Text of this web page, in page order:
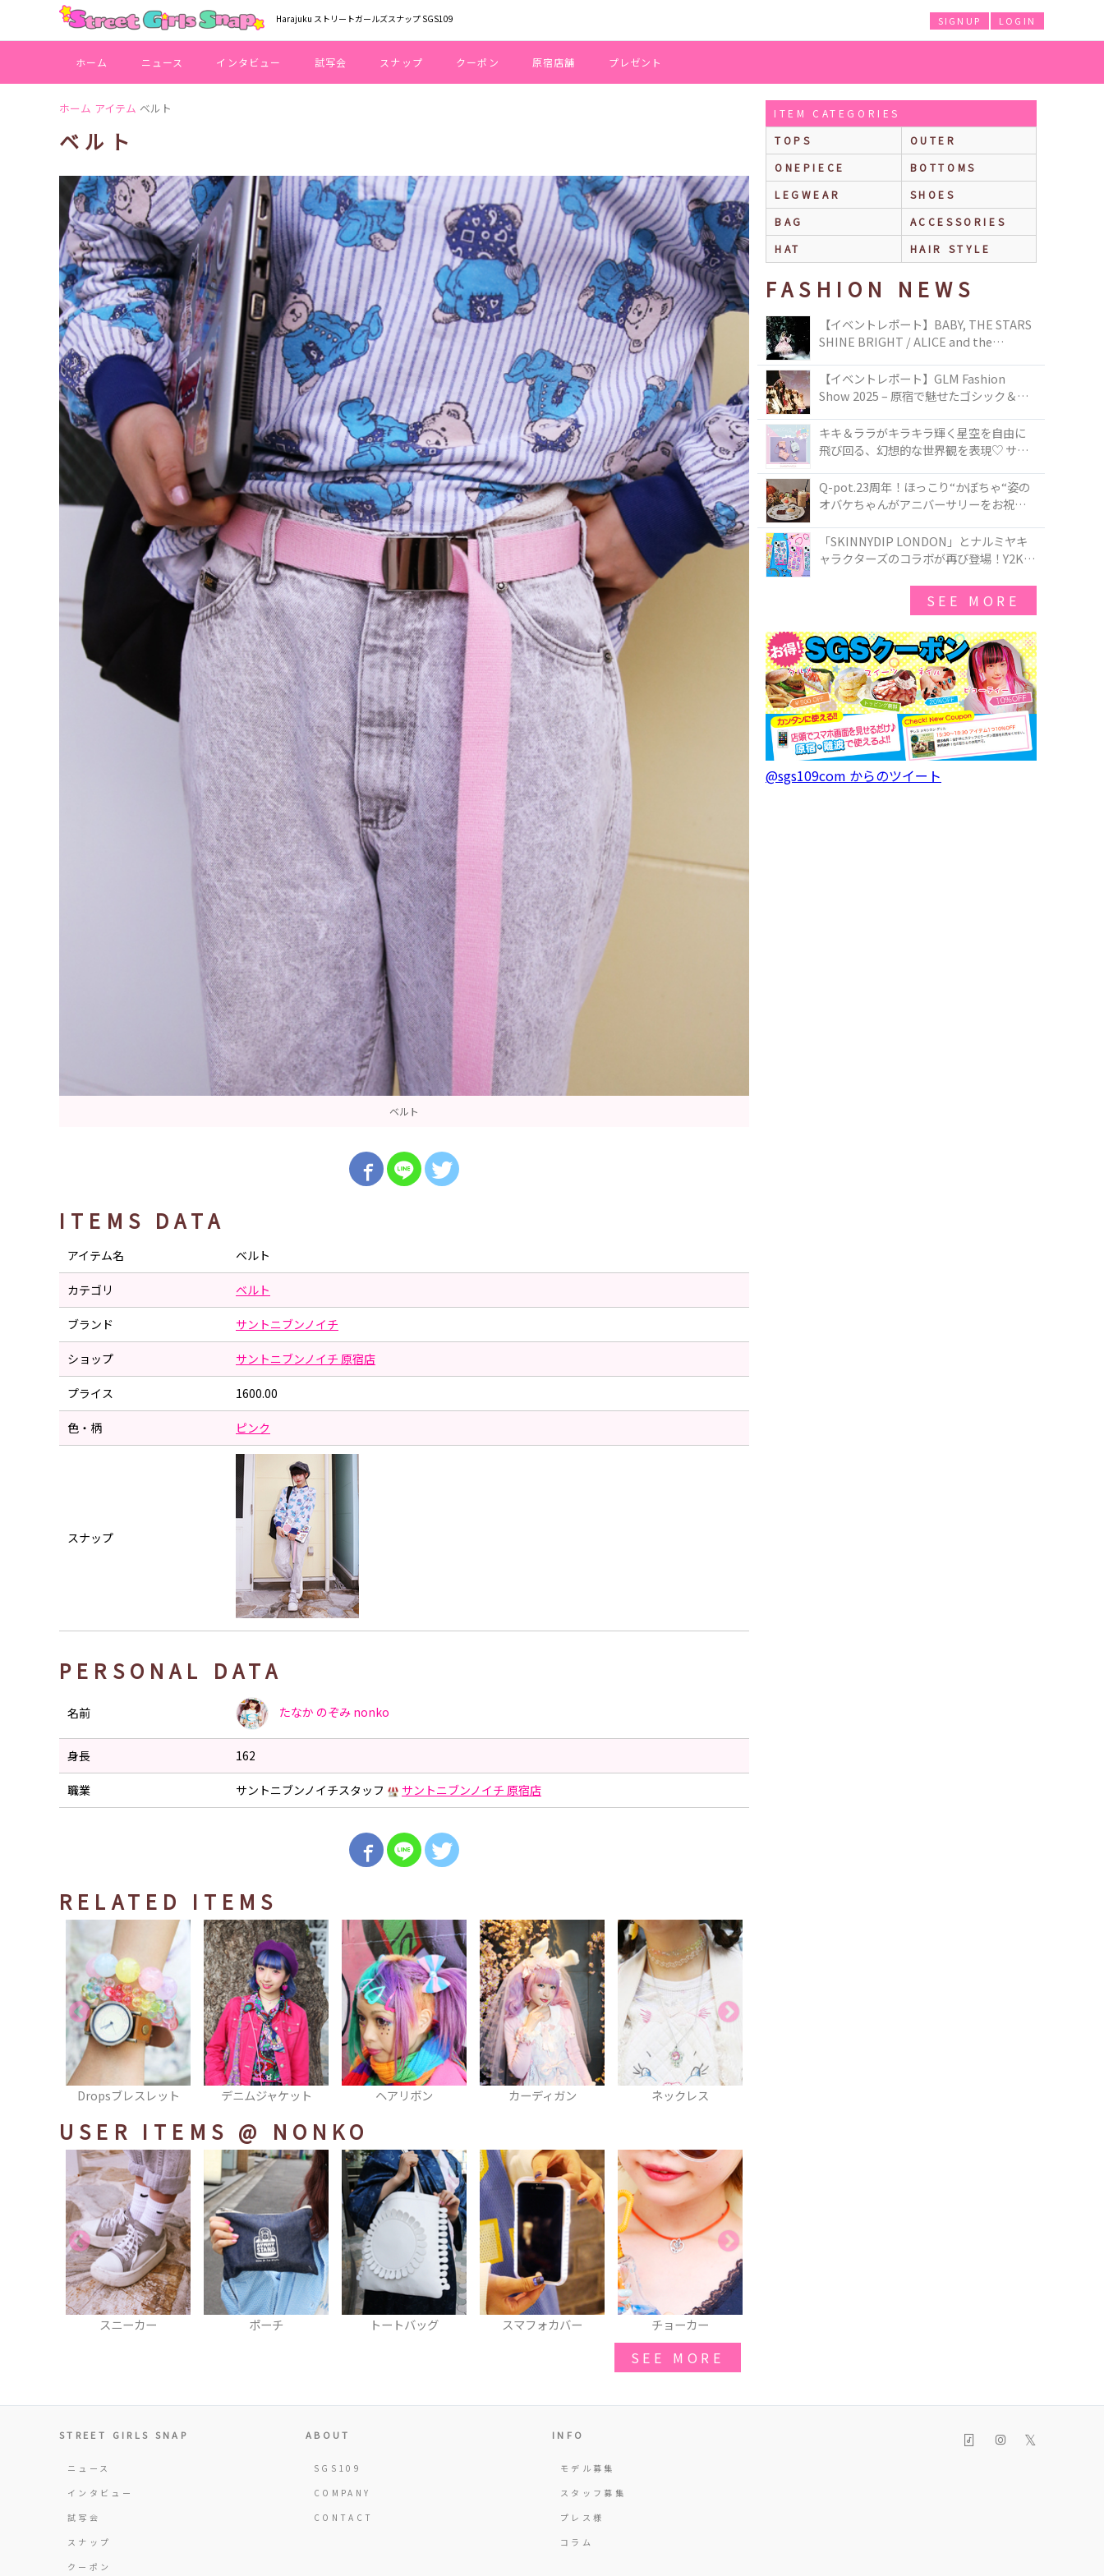
Harajuku ストリートガールズスナップ SGS109 LOGIN
SIGNUP
ホーム ニュース インタビュー 試写会 スナップ クーポン 原宿店舗 プレゼント
ホーム アイテム ベルト
ベルト
ベルト
ITEMS DATA
アイテム名 ベルト
カテゴリ ベルト
ブランド サントニブンノイチ
ショップ サントニブンノイチ 原宿店
プライス 1600.00
色・柄 ピンク
スナップ
PERSONAL DATA
名前 たなか のぞみ nonko
身長 162
職業 サントニブンノイチスタッフ サントニブンノイチ 原宿店
RELATED ITEMS
Dropsブレスレット デニムジャケット ヘアリボン カーディガン ネックレス
USER ITEMS @ NONKO
スニーカー ポーチ トートバッグ スマフォカバー チョーカー
SEE MORE
ITEM CATEGORIES
TOPS
OUTER
ONEPIECE
BOTTOMS
LEGWEAR
SHOES
BAG
ACCESSORIES
HAT
HAIR STYLE
FASHION NEWS
【イベントレポート】BABY, THE STARS
SHINE BRIGHT / ALICE and the
TOKYO
【イベントレポート】GLM Fashion
Show 2025 – 原宿で魅せたゴシック＆ロ
キキ＆ララがキラキラ輝く星空を自由に
飛び回る、幻想的な世界観を表現♡ サマ
50周年アニバーサリーイヤー』を記念し
たコレクションが登場
Q-pot.23周年！ほっこり“かぼちゃ“姿の
オバケちゃんがアニバーサリーをお祝い
ー」が新発売！Q-pot CAFE.では「かぼち
ゃのオバケーキプレート」も登場
「SKINNYDIP LONDON」とナルミヤキ
ャラクターズのコラボが再び登場！Y2Kム
SEE MORE
@sgs109com からのツイート
STREET GIRLS SNAP
ニュース
インタビュー
試写会
スナップ
クーポン
ABOUT
SGS109
COMPANY
CONTACT
INFO
モデル募集
スタッフ募集
プレス様
コラム
𝕏